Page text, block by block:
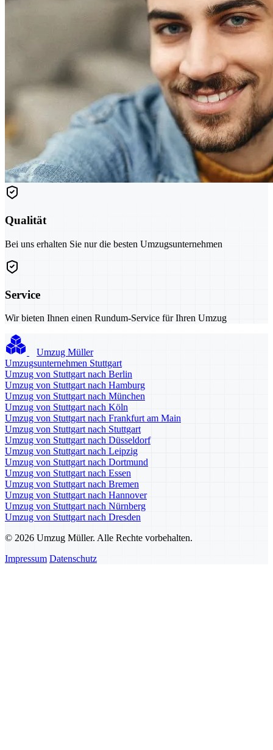
Qualität
Bei uns erhalten Sie nur die besten Umzugsunternehmen
Service
Wir bieten Ihnen einen Rundum-Service für Ihren Umzug
Umzug Müller
Umzugsunternehmen Stuttgart
Umzug von Stuttgart nach Berlin
Umzug von Stuttgart nach Hamburg
Umzug von Stuttgart nach München
Umzug von Stuttgart nach Köln
Umzug von Stuttgart nach Frankfurt am Main
Umzug von Stuttgart nach Stuttgart
Umzug von Stuttgart nach Düsseldorf
Umzug von Stuttgart nach Leipzig
Umzug von Stuttgart nach Dortmund
Umzug von Stuttgart nach Essen
Umzug von Stuttgart nach Bremen
Umzug von Stuttgart nach Hannover
Umzug von Stuttgart nach Nürnberg
Umzug von Stuttgart nach Dresden
© 2026 Umzug Müller. Alle Rechte vorbehalten.
Impressum Datenschutz